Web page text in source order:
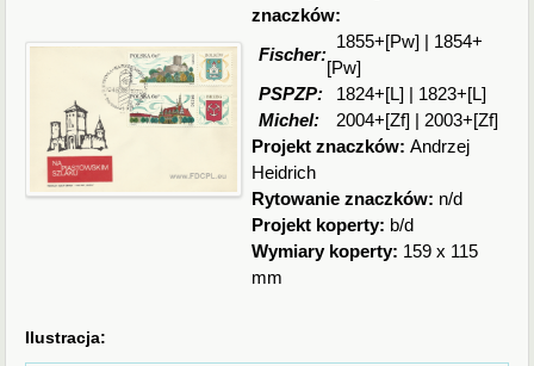
znaczków:
Fischer:
1855+[Pw] | 1854+
[Pw]
PSPZP:
1824+[L] | 1823+[L]
Michel:
2004+[Zf] | 2003+[Zf]
Projekt znaczków:Andrzej
Heidrich
Rytowanie znaczków: n/d
Projekt koperty: b/d
Wymiary koperty: 159 x 115
mm
Ilustracja: